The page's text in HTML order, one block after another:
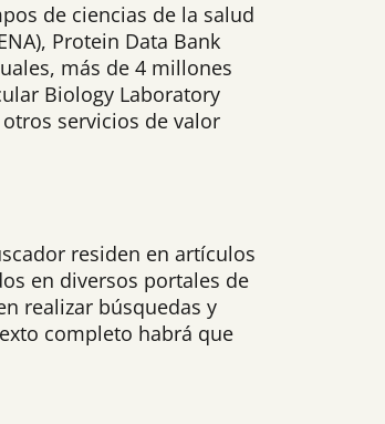
de ciencias de la salud
Protein Data Bank
más de 4 millones
Biology Laboratory
servicios de valor
residen en artículos
en diversos portales de
realizar búsquedas y
completo habrá que